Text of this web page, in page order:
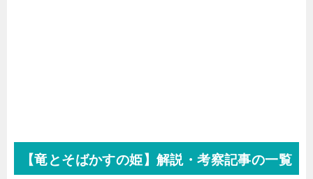
【竜とそばかすの姫】解説・考察記事の一覧